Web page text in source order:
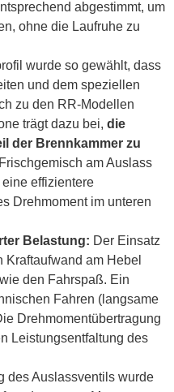
abgestimmt, um
ohne die Laufruhe zu
wurde so gewählt, dass
und dem speziellen
zu den RR-Modellen
trägt dazu bei, die
der Brennkammer zu
am Auslass
effizientere
Drehmoment im unteren
Belastung: Der Einsatz
am Hebel
den Fahrspaß. Ein
Fahren (langsame
Drehmomentübertragung
Leistungsentfaltung des
des Auslassventils wurde